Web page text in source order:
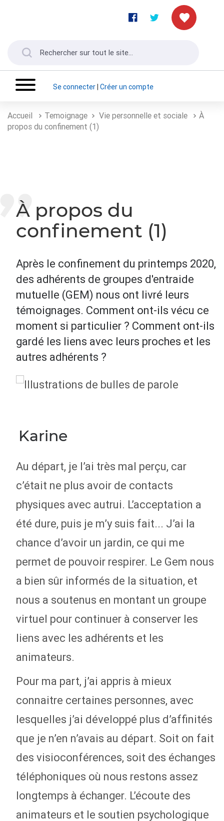
Se connecter| Créer un compte
Accueil Temoignage Vie personnelle et sociale
À
propos du confinement (1)
À propos du
confinement (1)
Après le confinement du printemps 2020,
des adhérents de groupes d'entraide
mutuelle (GEM) nous ont livré leurs
témoignages. Comment ont-ils vécu ce
moment si particulier ? Comment ont-ils
gardé les liens avec leurs proches et les
autres adhérents ?
Karine
Au départ, je l’ai très mal perçu, car
c’était ne plus avoir de contacts
physiques avec autrui. L’acceptation a
été dure, puis je m’y suis fait... J’ai la
chance d’avoir un jardin, ce qui me
permet de pouvoir respirer. Le Gem nous
a bien sûr informés de la situation, et
nous a soutenus en montant un groupe
virtuel pour continuer à conserver les
liens avec les adhérents et les
animateurs.
Pour ma part, j’ai appris à mieux
connaitre certaines personnes, avec
lesquelles j’ai développé plus d’affinités
que je n’en n’avais au départ. Soit on fait
des visioconférences, soit des échanges
téléphoniques où nous restons assez
longtemps à échanger. L’écoute des
animateurs et le soutien psychologique